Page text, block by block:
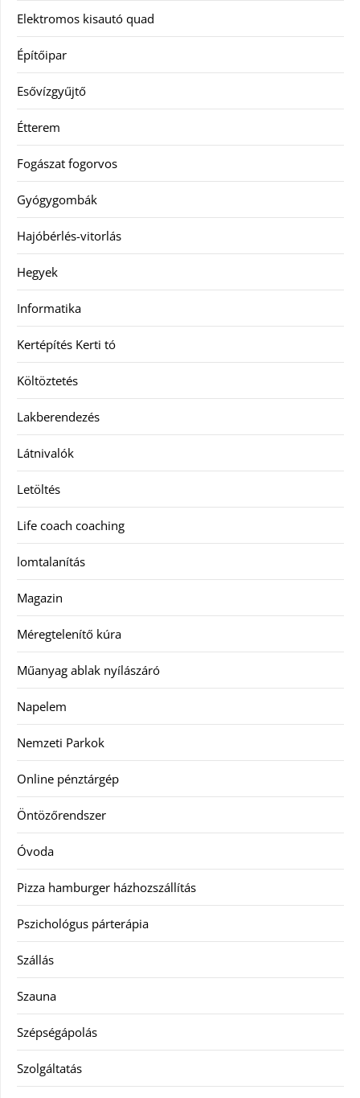
Elektromos kisautó quad
Építőipar
Esővízgyűjtő
Étterem
Fogászat fogorvos
Gyógygombák
Hajóbérlés-vitorlás
Hegyek
Informatika
Kertépítés Kerti tó
Költöztetés
Lakberendezés
Látnivalók
Letöltés
Life coach coaching
lomtalanítás
Magazin
Méregtelenítő kúra
Műanyag ablak nyílászáró
Napelem
Nemzeti Parkok
Online pénztárgép
Öntözőrendszer
Óvoda
Pizza hamburger házhozszállítás
Pszichológus párterápia
Szállás
Szauna
Szépségápolás
Szolgáltatás